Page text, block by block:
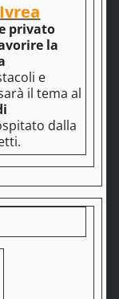
Ivrea
privato
la
e
il tema al
dalla